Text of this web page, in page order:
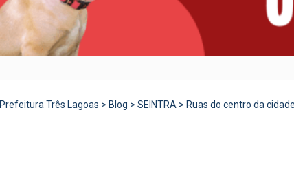
Prefeitura Três Lagoas > Blog > SEINTRA > Ruas do centro da